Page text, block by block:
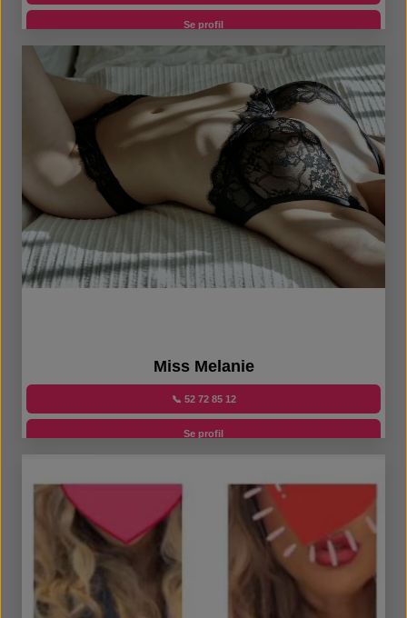
Se profil
Miss Melanie
📞 52 72 85 12
Se profil